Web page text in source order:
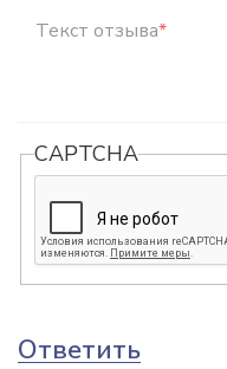
Текст отзыва*
CAPTCHA
Ответить